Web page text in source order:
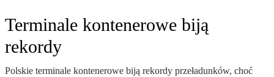
Terminale kontenerowe biją
rekordy
Polskie terminale kontenerowe biją rekordy przeładunków, choć